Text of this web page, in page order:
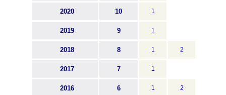
2020 10 1
2019 9 1
2018 8 1 2
2017 7 1
2016 6 1 2